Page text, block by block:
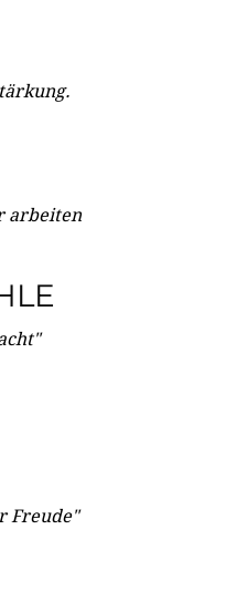
arbeiten
Freude"